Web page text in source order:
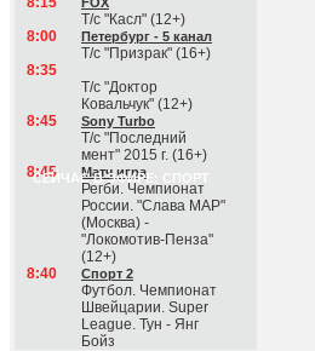
Т/с "Касл" (12+)
8:00
Петербург - 5 канал
Т/с "Призрак" (16+)
8:35
Т/с "Доктор
Ковальчук" (12+)
8:45
Sony Turbo
Т/с "Последний
мент" 2015 г. (16+)
СЕЙЧАС В ЭФИРЕ: СПОРТ
8:45 Матч игра
Регби. Чемпионат
России. "Слава МАР"
(Москва) -
"Локомотив-Пенза"
(12+)
8:40
Спорт 2
Футбол. Чемпионат
Швейцарии. Super
League. Тун - Янг
Бойз